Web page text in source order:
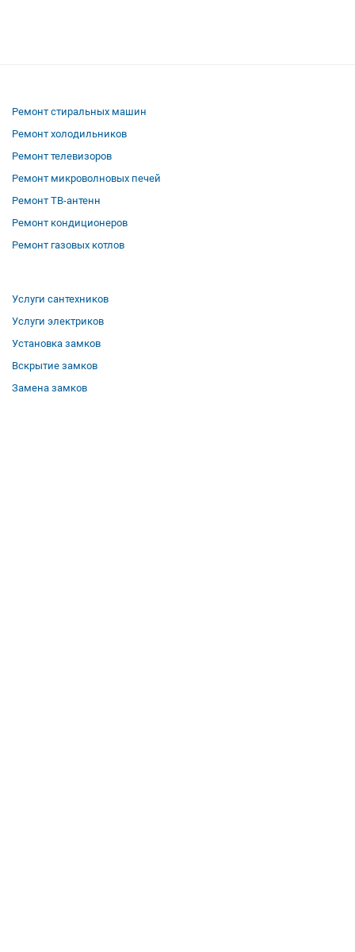
Ремонт стиральных машин
Ремонт холодильников
Ремонт телевизоров
Ремонт микроволновых печей
Ремонт ТВ-антенн
Ремонт кондиционеров
Ремонт газовых котлов
Услуги сантехников
Услуги электриков
Установка замков
Вскрытие замков
Замена замков